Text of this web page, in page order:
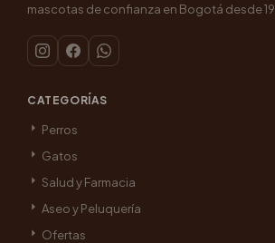
mascotas de confianza en Bogotá desde
CATEGORÍAS
Perros
Gatos
Salud y Farmacia
Aseo y Peluquería
Ofertas